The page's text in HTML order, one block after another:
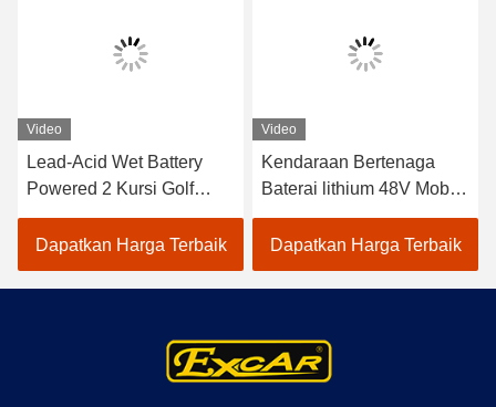
Video
Lead-Acid Wet Battery
Powered 2 Kursi Golf
Carts / Electric Buggy Car
Golf
Dapatkan Harga Terbaik
Video
Kendaraan Bertenaga
Baterai lithium 48V Mobil
Golf Listrik EXCAR
A1S6+2 Putih
Dapatkan Harga Terbaik